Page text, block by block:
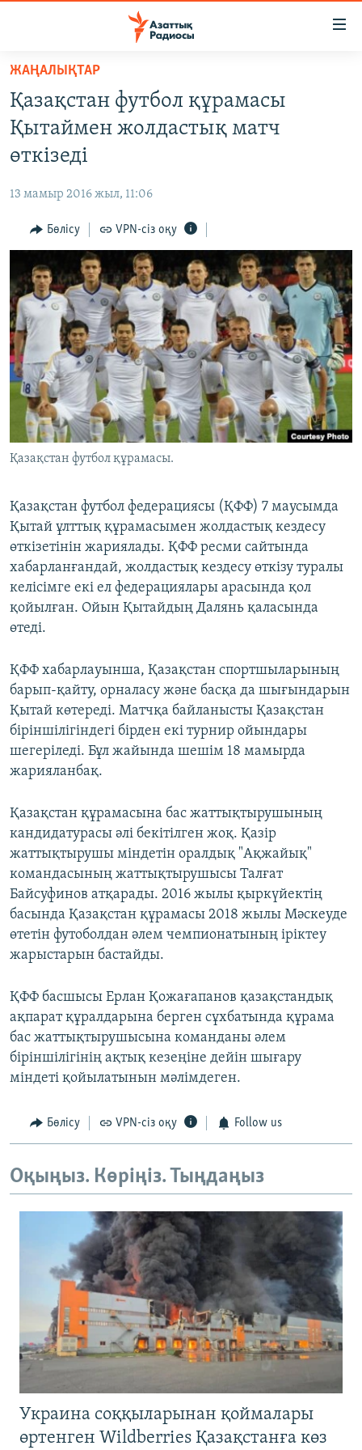
Skip
main
content
main
Navigation
to
Search
САЯСАТ
AZATTYQTV
АДАМ ҚҰҚЫҚТАРЫ
ӘЛЕУМЕТ
ӘЛЕМ
АРНАЙЫ ЖОБАЛАР
Русский
ЖАЗЫЛЫҢЫЗ
Басқа тілдерде
ЖАҢАЛЫҚТАР
Қазақстан футбол құрамасы
Қытаймен жолдастық матч
өткізеді
13 мамыр 2016 жыл, 11:06
Бөлісу VPN-сіз оқу
Қазақстан футбол құрамасы.
Қазақстан футбол федерациясы (ҚФФ) 7 маусымда
Қытай ұлттық құрамасымен жолдастық кездесу
өткізетінін жариялады. ҚФФ ресми сайтында
хабарланғандай, жолдастық кездесу өткізу туралы
келісімге екі ел федерациялары арасында қол
қойылған. Ойын Қытайдың Далянь қаласында
өтеді.
ҚФФ хабарлауынша, Қазақстан спортшыларының
барып-қайту, орналасу және басқа да шығындарын
Қытай көтереді. Матчқа байланысты Қазақстан
біріншілігіндегі бірден екі турнир ойындары
шегеріледі. Бұл жайында шешім 18 мамырда
жарияланбақ.
Қазақстан құрамасына бас жаттықтырушының
кандидатурасы әлі бекітілген жоқ. Қазір
жаттықтырушы міндетін оралдық "Ақжайық"
командасының жаттықтырушысы Талғат
Байсуфинов атқарады. 2016 жылы қыркүйектің
басында Қазақстан құрамасы 2018 жылы Мәскеуде
өтетін футоболдан әлем чемпионатының іріктеу
жарыстарын бастайды.
ҚФФ басшысы Ерлан Қожағапанов қазақстандық
ақпарат құралдарына берген сұхбатында құрама
бас жаттықтырушысына команданы әлем
біріншілігінің ақтық кезеңіне дейін шығару
міндеті қойылатынын мәлімдеген.
Бөлісу VPN-сіз оқу Follow us
Оқыңыз. Көріңіз. Тыңдаңыз
Украина соққыларынан қоймалары
өртенген Wildberries Қазақстанға көз